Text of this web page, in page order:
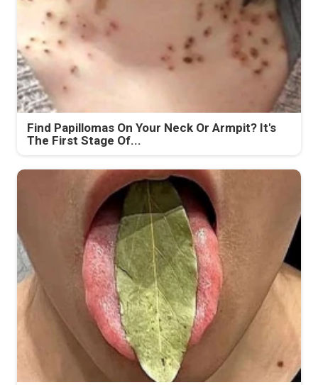
Find Papillomas On Your Neck Or Armpit? It's
The First Stage Of...